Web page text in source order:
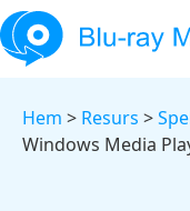
Hem > Resurs >
Windows Media